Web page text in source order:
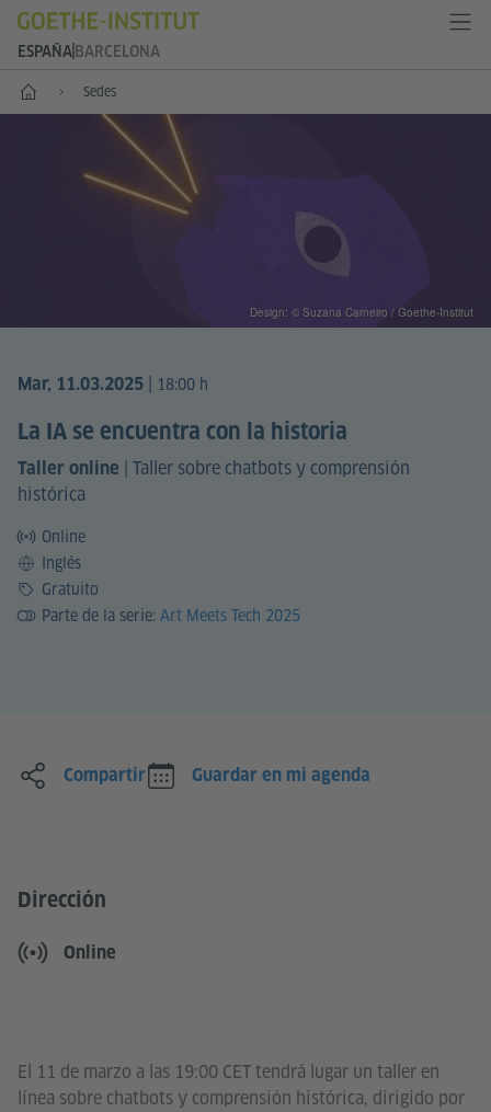
ESPAÑA BARCELONA
Inicio Sedes
Mar, 11.03.2025 18:00 h
La IA se encuentra con la historia
Taller online | Taller sobre chatbots y comprensión
histórica
Online
IdiomaInglés
PrecioGratuito
Parte de la serie: Art Meets Tech 2025
Design: © Suzana Carneiro / Goethe-Institut
El 11 de marzo a las 19:00 CET tendrá lugar un taller en
línea sobre chatbots y comprensión histórica, dirigido por
Compartir Guardar en mi agenda
Dirección
Online